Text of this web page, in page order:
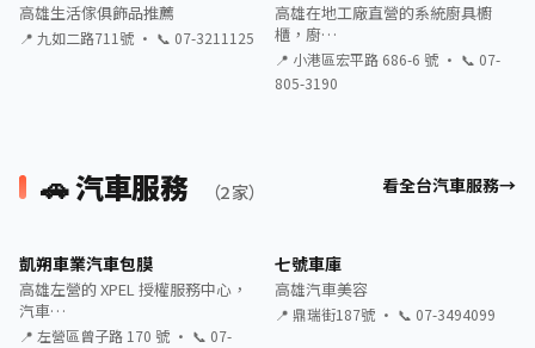
高雄生活傢俱飾品推薦
📍 九如二路711號 · 📞 07-3211125
高雄在地工廠直營的系統廚具櫥
櫃，廚…
📍 小港區宏平路 686-6 號 · 📞 07-
805-3190
🚗 汽車服務 （2 家） 看全台汽車服務
凱朔車業汽車包膜
高雄左營的 XPEL 授權服務中心，
汽車…
📍 左營區曾子路 170 號 · 📞 07-
七號車庫
高雄汽車美容
📍 鼎瑞街187號 · 📞 07-3494099